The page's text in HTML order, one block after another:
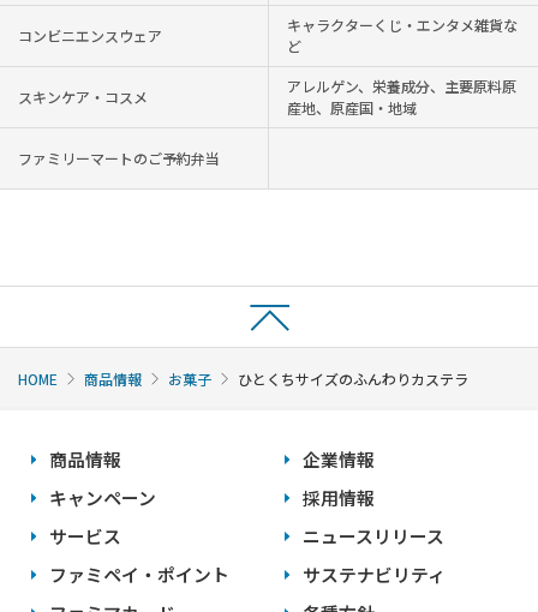
コンビニエンスウェア
キャラクターくじ・エンタメ雑貨な
ど
スキンケア・コスメ
アレルゲン、栄養成分、主要原料原
産地、原産国・地域
ファミリーマートのご予約弁当
HOME 商品情報 お菓子 ひとくちサイズのふんわりカステラ
商品情報
キャンペーン
サービス
ファミペイ・ポイント
企業情報
採用情報
ニュースリリース
サステナビリティ